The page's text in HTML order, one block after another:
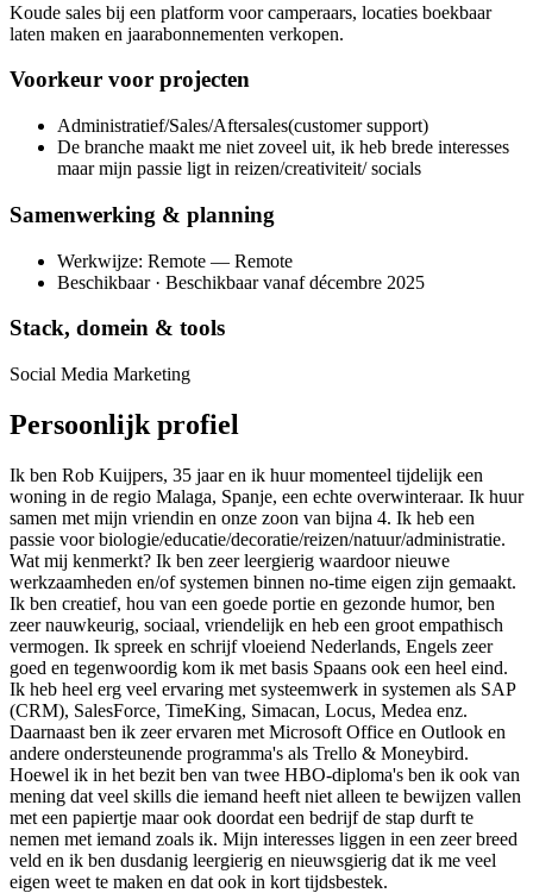
Koude sales bij een platform voor camperaars, locaties boekbaar
laten maken en jaarabonnementen verkopen.
Voorkeur voor projecten
Administratief/Sales/Aftersales(customer support)
De branche maakt me niet zoveel uit, ik heb brede interesses
maar mijn passie ligt in reizen/creativiteit/ socials
Samenwerking & planning
Werkwijze: Remote — Remote
Beschikbaar · Beschikbaar vanaf décembre 2025
Stack, domein & tools
Social Media Marketing
Persoonlijk profiel
Ik ben Rob Kuijpers, 35 jaar en ik huur momenteel tijdelijk een
woning in de regio Malaga, Spanje, een echte overwinteraar. Ik huur
samen met mijn vriendin en onze zoon van bijna 4. Ik heb een
passie voor biologie/educatie/decoratie/reizen/natuur/administratie.
Wat mij kenmerkt? Ik ben zeer leergierig waardoor nieuwe
werkzaamheden en/of systemen binnen no-time eigen zijn gemaakt.
Ik ben creatief, hou van een goede portie en gezonde humor, ben
zeer nauwkeurig, sociaal, vriendelijk en heb een groot empathisch
vermogen. Ik spreek en schrijf vloeiend Nederlands, Engels zeer
goed en tegenwoordig kom ik met basis Spaans ook een heel eind.
Ik heb heel erg veel ervaring met systeemwerk in systemen als SAP
(CRM), SalesForce, TimeKing, Simacan, Locus, Medea enz.
Daarnaast ben ik zeer ervaren met Microsoft Office en Outlook en
andere ondersteunende programma's als Trello & Moneybird.
Hoewel ik in het bezit ben van twee HBO-diploma's ben ik ook van
mening dat veel skills die iemand heeft niet alleen te bewijzen vallen
met een papiertje maar ook doordat een bedrijf de stap durft te
nemen met iemand zoals ik. Mijn interesses liggen in een zeer breed
veld en ik ben dusdanig leergierig en nieuwsgierig dat ik me veel
eigen weet te maken en dat ook in kort tijdsbestek.